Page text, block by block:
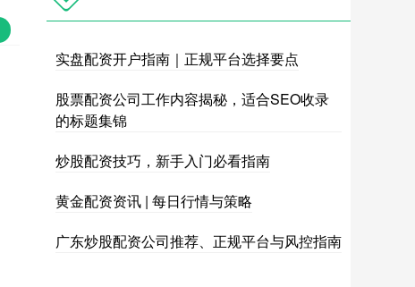
实盘配资开户指南｜正规平台选择要点
股票配资公司工作内容揭秘，适合SEO收录
的标题集锦
炒股配资技巧，新手入门必看指南
黄金配资资讯 | 每日行情与策略
广东炒股配资公司推荐、正规平台与风控指南